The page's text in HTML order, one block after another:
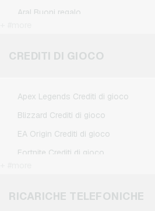
Aral Buoni regalo
CircleK Buoni regalo
Grillfuerst Buoni regalo
CREDITI DI GIOCO
Apex Legends Crediti di gioco
Blizzard Crediti di gioco
EA Origin Crediti di gioco
Fortnite Crediti di gioco
Minecraft Crediti di gioco
RICARICHE TELEFONICHE